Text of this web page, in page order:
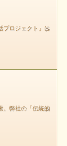
プロジェクト」に
。弊社の「伝統的